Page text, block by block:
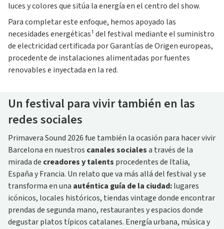
luces y colores que sitúa la energía en el centro del show.
Para completar este enfoque, hemos apoyado las
necesidades energéticas¹ del festival mediante el suministro
de electricidad certificada por Garantías de Origen europeas,
procedente de instalaciones alimentadas por fuentes
renovables e inyectada en la red.
Un festival para vivir también en las
redes sociales
Primavera Sound 2026 fue también la ocasión para hacer vivir
Barcelona en nuestros canales socialesa través de la
mirada de creadores y talents procedentes de Italia,
España y Francia. Un relato que va más allá del festival y se
transforma en una auténtica guía de la ciudad:lugares
icónicos, locales históricos, tiendas vintage donde encontrar
prendas de segunda mano, restaurantes y espacios donde
degustar platos típicos catalanes. Energía urbana, música y